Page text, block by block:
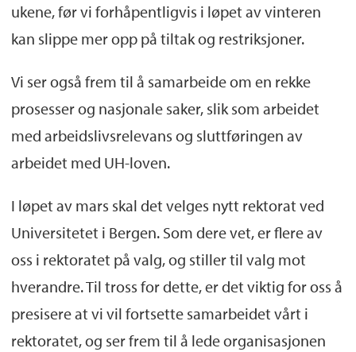
ukene, før vi forhåpentligvis i løpet av vinteren
kan slippe mer opp på tiltak og restriksjoner.
Vi ser også frem til å samarbeide om en rekke
prosesser og nasjonale saker, slik som arbeidet
med arbeidslivsrelevans og sluttføringen av
arbeidet med UH-loven.
I løpet av mars skal det velges nytt rektorat ved
Universitetet i Bergen. Som dere vet, er flere av
oss i rektoratet på valg, og stiller til valg mot
hverandre. Til tross for dette, er det viktig for oss å
presisere at vi vil fortsette samarbeidet vårt i
rektoratet, og ser frem til å lede organisasjonen